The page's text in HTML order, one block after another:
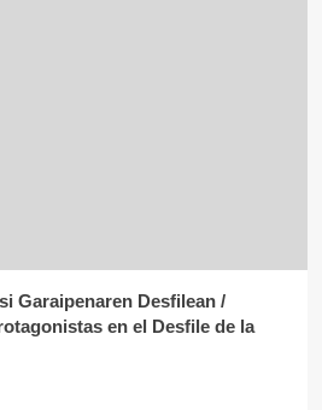
Garaipenaren Desfilean /
en el Desfile de la